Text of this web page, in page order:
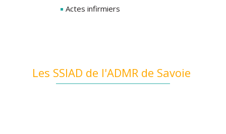
Actes infirmiers
Les SSIAD de l'ADMR de Savoie